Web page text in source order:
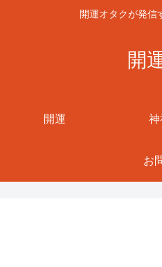
開運オタクが発信
開
開運 神
お